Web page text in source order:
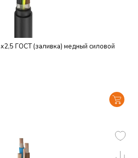
ГОСТ (заливка) медный силовой